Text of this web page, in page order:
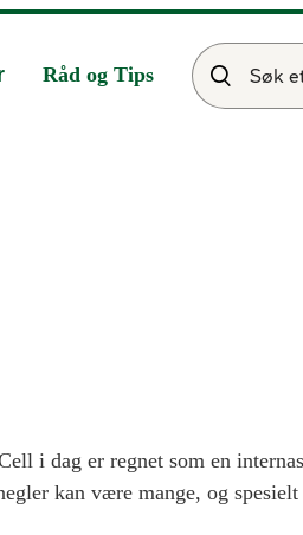
Råd og Tips
i dag er regnet som en
kan være mange, og